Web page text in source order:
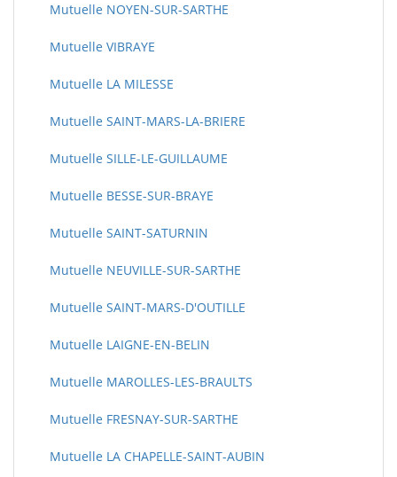
Mutuelle NOYEN-SUR-SARTHE
Mutuelle VIBRAYE
Mutuelle LA MILESSE
Mutuelle SAINT-MARS-LA-BRIERE
Mutuelle SILLE-LE-GUILLAUME
Mutuelle BESSE-SUR-BRAYE
Mutuelle SAINT-SATURNIN
Mutuelle NEUVILLE-SUR-SARTHE
Mutuelle SAINT-MARS-D'OUTILLE
Mutuelle LAIGNE-EN-BELIN
Mutuelle MAROLLES-LES-BRAULTS
Mutuelle FRESNAY-SUR-SARTHE
Mutuelle LA CHAPELLE-SAINT-AUBIN